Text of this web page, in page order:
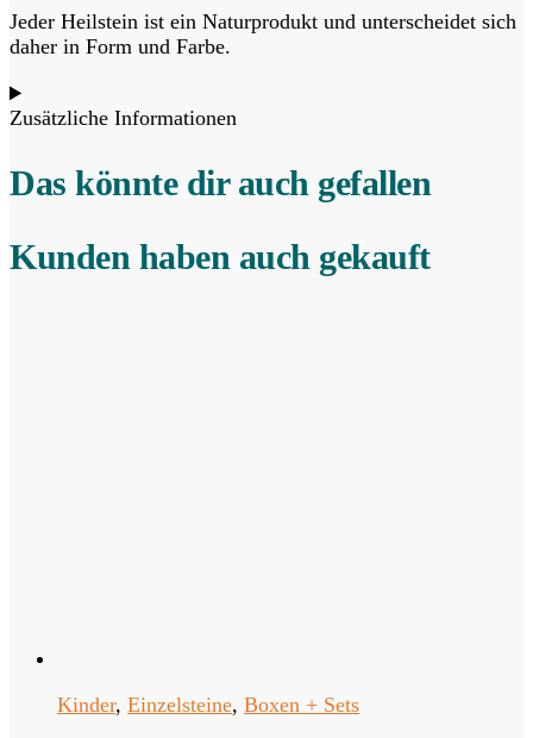
Jeder Heilstein ist ein Naturprodukt und unterscheidet sich
daher in Form und Farbe.
Zusätzliche Informationen
Das könnte dir auch gefallen
Kunden haben auch gekauft
Kinder, Einzelsteine, Boxen + Sets